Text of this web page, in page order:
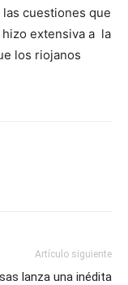
cuestiones que
extensiva a la
los riojanos
Artículo siguiente
lanza una inédita